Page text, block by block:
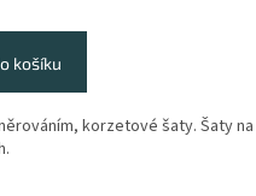
košíku
korzetové šaty. Šaty na